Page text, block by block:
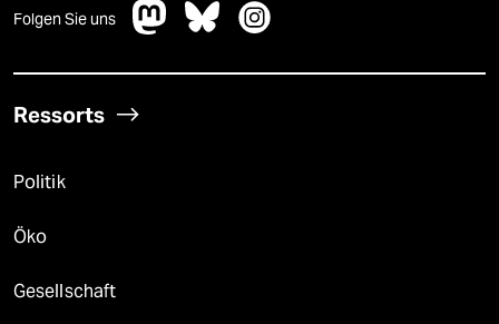
Folgen Sie uns
Ressorts
Politik
Öko
Gesellschaft